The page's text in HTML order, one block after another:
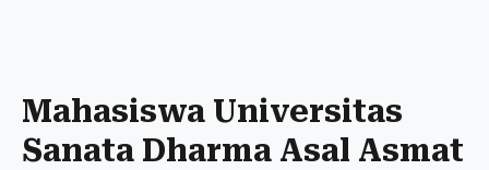
Mahasiswa Universitas
Sanata Dharma Asal Asmat